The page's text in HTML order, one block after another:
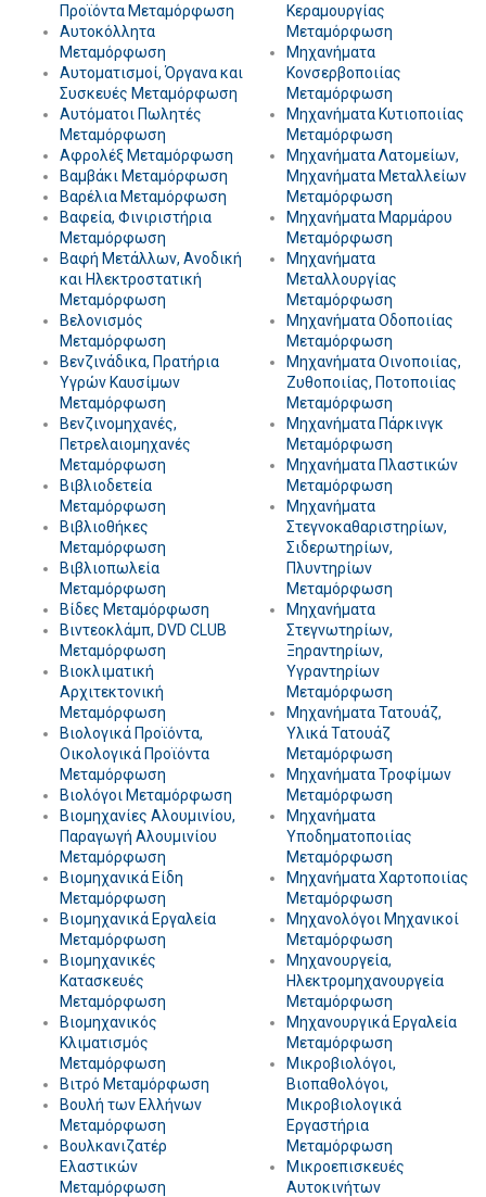
Προϊόντα Μεταμόρφωση
Αυτοκόλλητα
Μεταμόρφωση
Αυτοματισμοί, Όργανα και
Συσκευές Μεταμόρφωση
Αυτόματοι Πωλητές
Μεταμόρφωση
Αφρολέξ Μεταμόρφωση
Βαμβάκι Μεταμόρφωση
Βαρέλια Μεταμόρφωση
Βαφεία, Φινιριστήρια
Μεταμόρφωση
Βαφή Μετάλλων, Ανοδική
και Ηλεκτροστατική
Μεταμόρφωση
Βελονισμός
Μεταμόρφωση
Βενζινάδικα, Πρατήρια
Υγρών Καυσίμων
Μεταμόρφωση
Βενζινομηχανές,
Πετρελαιομηχανές
Μεταμόρφωση
Βιβλιοδετεία
Μεταμόρφωση
Βιβλιοθήκες
Μεταμόρφωση
Βιβλιοπωλεία
Μεταμόρφωση
Βίδες Μεταμόρφωση
Βιντεοκλάμπ, DVD CLUB
Μεταμόρφωση
Βιοκλιματική
Αρχιτεκτονική
Μεταμόρφωση
Βιολογικά Προϊόντα,
Οικολογικά Προϊόντα
Μεταμόρφωση
Βιολόγοι Μεταμόρφωση
Βιομηχανίες Αλουμινίου,
Παραγωγή Αλουμινίου
Μεταμόρφωση
Βιομηχανικά Είδη
Μεταμόρφωση
Βιομηχανικά Εργαλεία
Μεταμόρφωση
Βιομηχανικές
Κατασκευές
Μεταμόρφωση
Βιομηχανικός
Κλιματισμός
Μεταμόρφωση
Βιτρό Μεταμόρφωση
Βουλή των Ελλήνων
Μεταμόρφωση
Βουλκανιζατέρ
Ελαστικών
Μεταμόρφωση
Κεραμουργίας
Μεταμόρφωση
Μηχανήματα
Κονσερβοποιίας
Μεταμόρφωση
Μηχανήματα Κυτιοποιίας
Μεταμόρφωση
Μηχανήματα Λατομείων,
Μηχανήματα Μεταλλείων
Μεταμόρφωση
Μηχανήματα Μαρμάρου
Μεταμόρφωση
Μηχανήματα
Μεταλλουργίας
Μεταμόρφωση
Μηχανήματα Οδοποιίας
Μεταμόρφωση
Μηχανήματα Οινοποιίας,
Ζυθοποιίας, Ποτοποιίας
Μεταμόρφωση
Μηχανήματα Πάρκινγκ
Μεταμόρφωση
Μηχανήματα Πλαστικών
Μεταμόρφωση
Μηχανήματα
Στεγνοκαθαριστηρίων,
Σιδερωτηρίων,
Πλυντηρίων
Μεταμόρφωση
Μηχανήματα
Στεγνωτηρίων,
Ξηραντηρίων,
Υγραντηρίων
Μεταμόρφωση
Μηχανήματα Τατουάζ,
Υλικά Τατουάζ
Μεταμόρφωση
Μηχανήματα Τροφίμων
Μεταμόρφωση
Μηχανήματα
Υποδηματοποιίας
Μεταμόρφωση
Μηχανήματα Χαρτοποιίας
Μεταμόρφωση
Μηχανολόγοι Μηχανικοί
Μεταμόρφωση
Μηχανουργεία,
Ηλεκτρομηχανουργεία
Μεταμόρφωση
Μηχανουργικά Εργαλεία
Μεταμόρφωση
Μικροβιολόγοι,
Βιοπαθολόγοι,
Μικροβιολογικά
Εργαστήρια
Μεταμόρφωση
Μικροεπισκευές
Αυτοκινήτων